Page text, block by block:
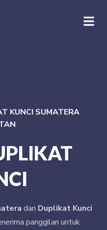
KUNCI SUMATERA
dan Duplikat Kunci
panggilan untuk